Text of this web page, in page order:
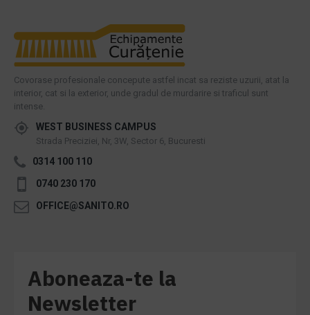
Covorase profesionale concepute astfel incat sa reziste uzurii, atat la
interior, cat si la exterior, unde gradul de murdarire si traficul sunt
intense.
WEST BUSINESS CAMPUS
Strada Preciziei, Nr, 3W, Sector 6, Bucuresti
0314 100 110
0740 230 170
OFFICE@SANITO.RO
Aboneaza-te la
Newsletter